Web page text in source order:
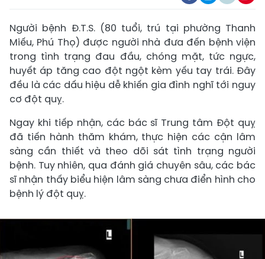
Người bệnh Đ.T.S. (80 tuổi, trú tại phường Thanh
Miếu, Phú Thọ) được người nhà đưa đến bệnh viện
trong tình trạng đau đầu, chóng mặt, tức ngực,
huyết áp tăng cao đột ngột kèm yếu tay trái. Đây
đều là các dấu hiệu dễ khiến gia đình nghĩ tới nguy
cơ đột quỵ.
Ngay khi tiếp nhận, các bác sĩ Trung tâm Đột quỵ
đã tiến hành thăm khám, thực hiện các cận lâm
sàng cần thiết và theo dõi sát tình trạng người
bệnh. Tuy nhiên, qua đánh giá chuyên sâu, các bác
sĩ nhận thấy biểu hiện lâm sàng chưa điển hình cho
bệnh lý đột quỵ.